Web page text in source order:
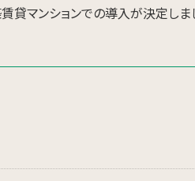
マンションでの導入が決定しま